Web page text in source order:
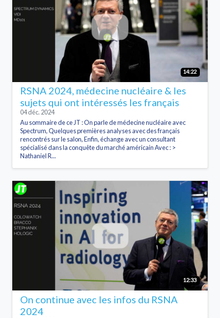
14:22
RSNA 2024, médecine nucléaire & les
sujets qui ont intéressés les français
04 déc. 2024
Au sommaire de ce JT : On parle de médecine nucléaire avec
Spectrum, Quelques premières analyses avec des français
rencontrés sur le salon, Enfin, échange avec un consultant
spécialisé dans la conquête du marché américain Avec : >
Nathaniel R...
12:33
On continue avec les infos du RSNA
2024